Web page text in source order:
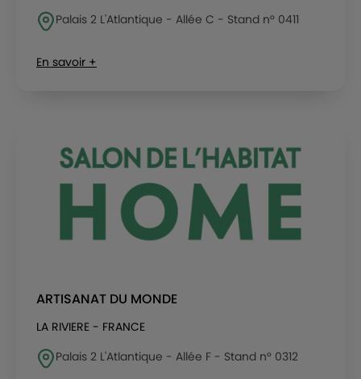
Palais 2 L'Atlantique - Allée C - Stand n° 0411
En savoir +
ARTISANAT DU MONDE
LA RIVIERE - FRANCE
Palais 2 L'Atlantique - Allée F - Stand n° 0312